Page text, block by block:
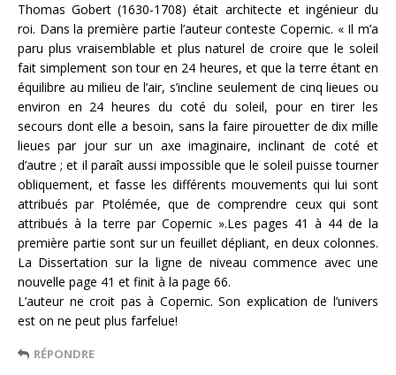
Thomas Gobert (1630-1708) était architecte et ingénieur du
roi. Dans la première partie l’auteur conteste Copernic. « Il m’a
paru plus vraisemblable et plus naturel de croire que le soleil
fait simplement son tour en 24 heures, et que la terre étant en
équilibre au milieu de l’air, s’incline seulement de cinq lieues ou
environ en 24 heures du coté du soleil, pour en tirer les
secours dont elle a besoin, sans la faire pirouetter de dix mille
lieues par jour sur un axe imaginaire, inclinant de coté et
d’autre ; et il paraît aussi impossible que le soleil puisse tourner
obliquement, et fasse les différents mouvements qui lui sont
attribués par Ptolémée, que de comprendre ceux qui sont
attribués à la terre par Copernic ».Les pages 41 à 44 de la
première partie sont sur un feuillet dépliant, en deux colonnes.
La Dissertation sur la ligne de niveau commence avec une
nouvelle page 41 et finit à la page 66.
L’auteur ne croit pas à Copernic. Son explication de l’univers
est on ne peut plus farfelue!
RÉPONDRE